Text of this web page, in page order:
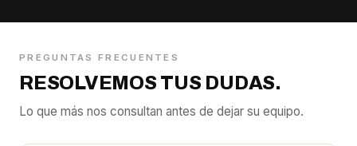
PREGUNTAS FRECUENTES
RESOLVEMOS TUS DUDAS.
Lo que más nos consultan antes de dejar su equipo.